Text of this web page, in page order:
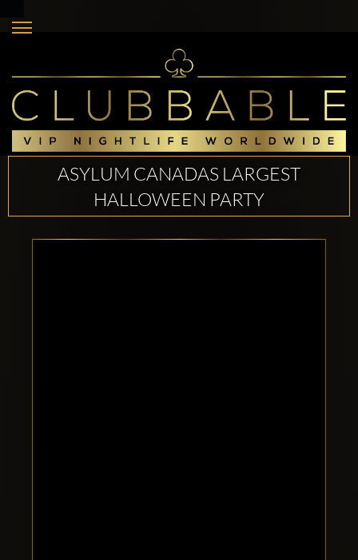
ASYLUM CANADAS LARGEST
HALLOWEEN PARTY